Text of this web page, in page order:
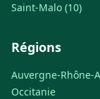
Saint-Malo (10)
Régions
Auvergne-Rhône-
Occitanie